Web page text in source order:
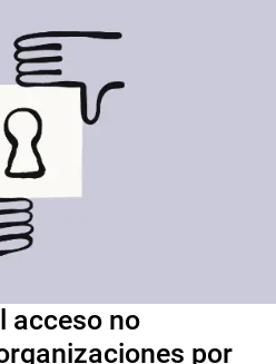
acceso no
por